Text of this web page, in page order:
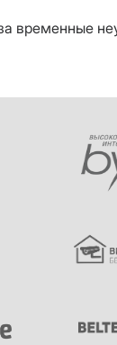
временные